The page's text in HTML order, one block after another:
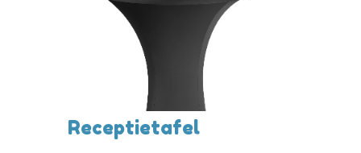
Receptietafel